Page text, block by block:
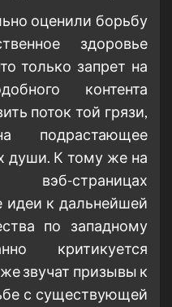
оценили борьбу
здоровье
только запрет на
контента
поток той грязи,
подрастающее
души. К тому же на
страницах
идеи к дальнейшей
по западному
критикуется
звучат призывы к
с существующей